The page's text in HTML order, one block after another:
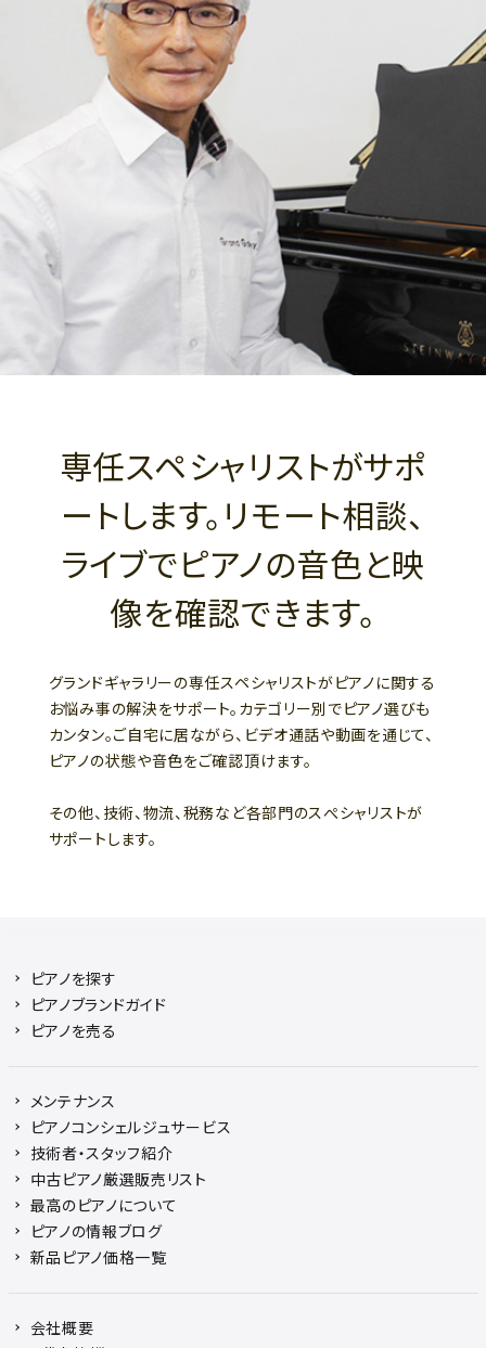
専任スペシャリストがサポ
ートします。リモート相談、
ライブでピアノの音色と映
像を確認できます。
グランドギャラリーの専任スペシャリストがピアノに関する
お悩み事の解決をサポート。カテゴリー別でピアノ選びも
カンタン。ご自宅に居ながら、ビデオ通話や動画を通じて、
ピアノの状態や音色をご確認頂けます。
その他、技術、物流、税務など各部門のスぺシャリストが
サポートします。
ピアノを探す
ピアノブランドガイド
ピアノを売る
メンテナンス
ピアノコンシェルジュサービス
技術者・スタッフ紹介
中古ピアノ厳選販売リスト
最高のピアノについて
ピアノの情報ブログ
新品ピアノ価格一覧
会社概要